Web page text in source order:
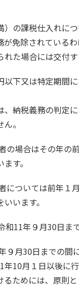
の課税仕入れに
免除されている
た場合には交付す
下又は特定期間
納税義務の判定
。
の場合はその年
す。
については前年
います。
11年９月30日ま
月30日までの間
10月１日以後に
ためには、原則